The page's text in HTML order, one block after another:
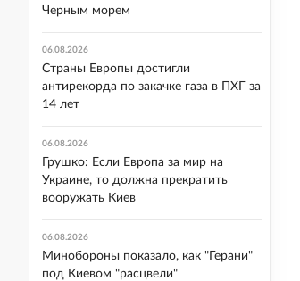
Черным морем
06.08.2026
Страны Европы достигли
антирекорда по закачке газа в ПХГ за
14 лет
06.08.2026
Грушко: Если Европа за мир на
Украине, то должна прекратить
вооружать Киев
06.08.2026
Минобороны показало, как "Герани"
под Киевом "расцвели"